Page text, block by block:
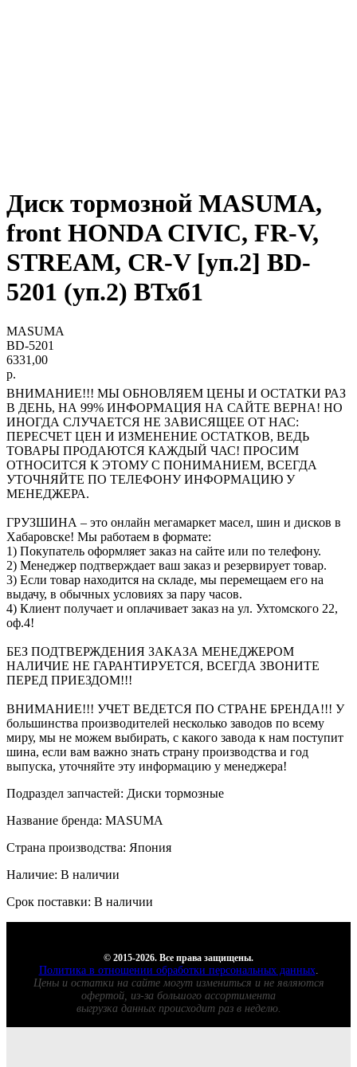
Диск тормозной MASUMA,
front HONDA CIVIC, FR-V,
STREAM, CR-V [уп.2] BD-
5201 (уп.2) ВТхб1
MASUMA
BD-5201
6331,00
р.
ВНИМАНИЕ!!! МЫ ОБНОВЛЯЕМ ЦЕНЫ И ОСТАТКИ РАЗ
В ДЕНЬ, НА 99% ИНФОРМАЦИЯ НА САЙТЕ ВЕРНА! НО
ИНОГДА СЛУЧАЕТСЯ НЕ ЗАВИСЯЩЕЕ ОТ НАС:
ПЕРЕСЧЕТ ЦЕН И ИЗМЕНЕНИЕ ОСТАТКОВ, ВЕДЬ
ТОВАРЫ ПРОДАЮТСЯ КАЖДЫЙ ЧАС! ПРОСИМ
ОТНОСИТСЯ К ЭТОМУ С ПОНИМАНИЕМ, ВСЕГДА
УТОЧНЯЙТЕ ПО ТЕЛЕФОНУ ИНФОРМАЦИЮ У
МЕНЕДЖЕРА.
ГРУЗШИНА – это онлайн мегамаркет масел, шин и дисков в
Хабаровске! Мы работаем в формате:
1) Покупатель оформляет заказ на сайте или по телефону.
2) Менеджер подтверждает ваш заказ и резервирует товар.
3) Если товар находится на складе, мы перемещаем его на
выдачу, в обычных условиях за пару часов.
4) Клиент получает и оплачивает заказ на ул. Ухтомского 22,
оф.4!
БЕЗ ПОДТВЕРЖДЕНИЯ ЗАКАЗА МЕНЕДЖЕРОМ
НАЛИЧИЕ НЕ ГАРАНТИРУЕТСЯ, ВСЕГДА ЗВОНИТЕ
ПЕРЕД ПРИЕЗДОМ!!!
ВНИМАНИЕ!!! УЧЕТ ВЕДЕТСЯ ПО СТРАНЕ БРЕНДА!!! У
большинства производителей несколько заводов по всему
миру, мы не можем выбирать, с какого завода к нам поступит
шина, если вам важно знать страну производства и год
выпуска, уточняйте эту информацию у менеджера!
Подраздел запчастей: Диски тормозные
Название бренда: MASUMA
Страна производства: Япония
Наличие: В наличии
Срок поставки: В наличии
© 2015-2026. Все права защищены.
Политика в отношении обработки персональных данных.
Цены и остатки на сайте могут измениться и не являются
офертой, из-за большого ассортимента
выгрузка данных происходит раз в неделю.